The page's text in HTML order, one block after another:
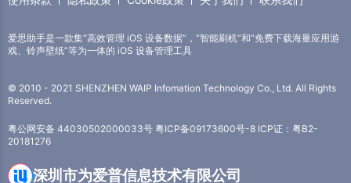
爱思助手是一款集“高效管理 iOS 设备数据”，“智能刷机”和“免费下载海量应用游
戏、铃声壁纸”等为一体的 iOS 设备管理工具
© 2010 - 2021 SHENZHEN WAIP Infomation Technology Co., Ltd. All Rights
Reserved.
粤公网安备 44030502000033号 粤ICP备09173600号-8 ICP证：粤B2-
20181276
深圳市为爱普信息技术有限公司